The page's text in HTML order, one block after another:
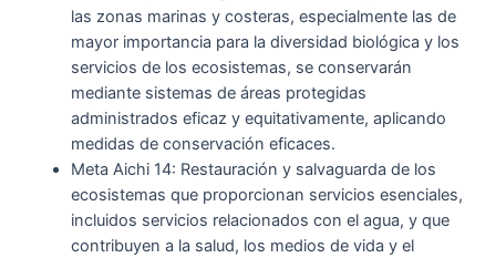
las zonas marinas y costeras, especialmente las de
mayor importancia para la diversidad biológica y los
servicios de los ecosistemas, se conservarán
mediante sistemas de áreas protegidas
administrados eficaz y equitativamente, aplicando
medidas de conservación eficaces.
Meta Aichi 14: Restauración y salvaguarda de los
ecosistemas que proporcionan servicios esenciales,
incluidos servicios relacionados con el agua, y que
contribuyen a la salud, los medios de vida y el